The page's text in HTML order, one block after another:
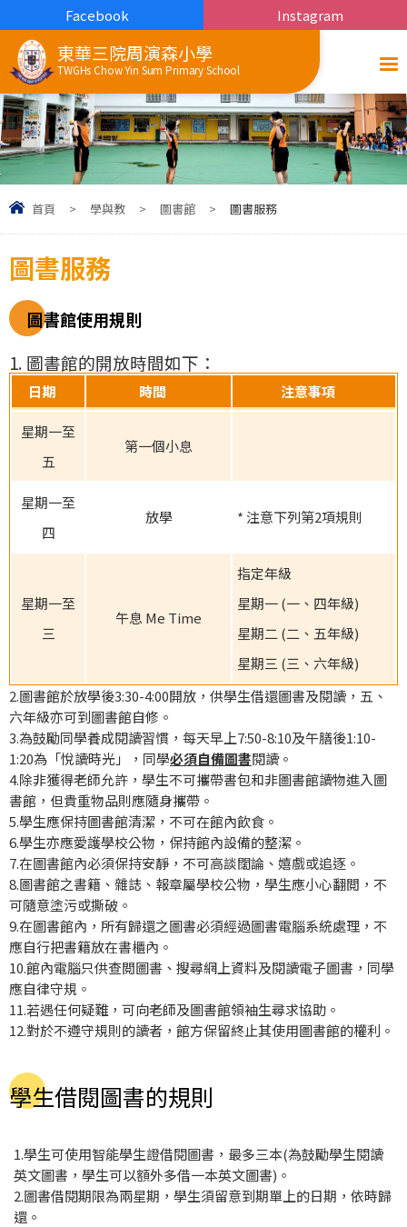
東華三院周演森小學
TWGHs Chow Yin Sum Primary School
Facebook Instagram
首頁 > 學與教 > 圖書館 > 圖書服務
圖書服務
圖書館使用規則
1. 圖書館的開放時間如下：
日期 時間 注意事項
星期一至
五
第一個小息
星期一至
四
放學 * 注意下列第2項規則
星期一至
三
午息 Me Time
指定年級
星期一 (一、四年級)
星期二 (二、五年級)
星期三 (三、六年級)
2.圖書館於放學後3:30-4:00開放，供學生借還圖書及閱讀，五、
六年級亦可到圖書館自修。
3.為鼓勵同學養成閱讀習慣，每天早上7:50-8:10及午膳後1:10-
1:20為「悅讀時光」，同學必須自備圖書閱讀。
4.除非獲得老師允許，學生不可攜帶書包和非圖書館讀物進入圖
書館，但貴重物品則應隨身攜帶。
5.學生應保持圖書館清潔，不可在館內飲食。
6.學生亦應愛護學校公物，保持館內設備的整潔。
7.在圖書館內必須保持安靜，不可高談闊論、嬉戲或追逐。
8.圖書館之書籍、雜誌、報章屬學校公物，學生應小心翻閲，不
可隨意塗污或撕破。
9.在圖書館內，所有歸還之圖書必須經過圖書電腦系統處理，不
應自行把書籍放在書櫃內。
10.館內電腦只供查閲圖書、搜尋網上資料及閱讀電子圖書，同學
應自律守規。
11.若遇任何疑難，可向老師及圖書館領袖生尋求協助。
12.對於不遵守規則的讀者，館方保留終止其使用圖書館的權利。
學生借閱圖書的規則
1.學生可使用智能學生證借閱圖書，最多三本(為鼓勵學生閱讀
英文圖書，學生可以額外多借一本英文圖書)。
2.圖書借閱期限為兩星期，學生須留意到期單上的日期，依時歸
還。